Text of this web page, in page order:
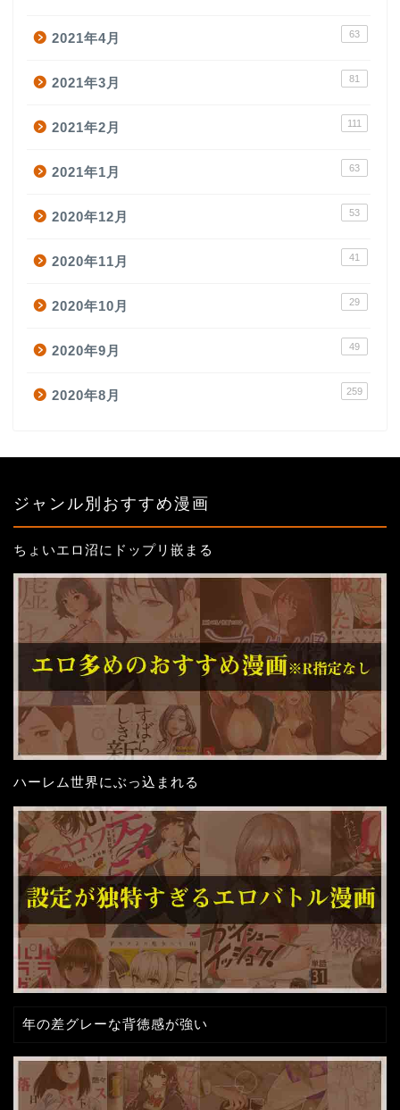
2021年4月 63
2021年3月 81
2021年2月 111
2021年1月 63
2020年12月 53
2020年11月 41
2020年10月 29
2020年9月 49
2020年8月 259
ジャンル別おすすめ漫画
ちょいエロ沼にドップリ嵌まる
ハーレム世界にぶっ込まれる
年の差グレーな背徳感が強い